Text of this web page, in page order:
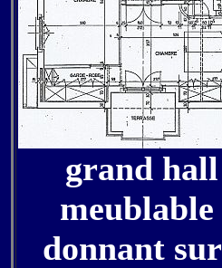
grand hall
meublable
donnant sur